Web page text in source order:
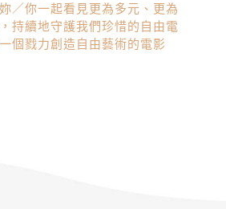
／你一起看見更為多元、更為
持續地守護我們珍惜的自由電
個戮力創造自由藝術的電影